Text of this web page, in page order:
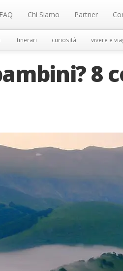
FAQ Chi Siamo Partner
itinerari curiosità vivere e
8